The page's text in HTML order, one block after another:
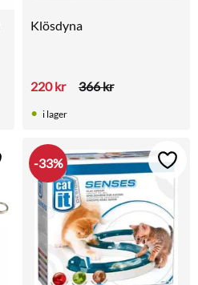
Klösdyna
220kr 366kr
i lager
till i favoriter
33% Lägg